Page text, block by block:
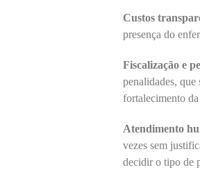
Custos
presença do
Fiscalização e
penalidades,
fortalecimento
Atendimento
vezes sem
decidir o tipo de